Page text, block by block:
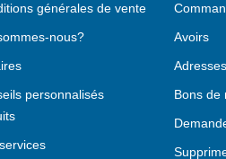
générales de vente
nous?
personnalisés
Avoirs
Adresses
Bons de